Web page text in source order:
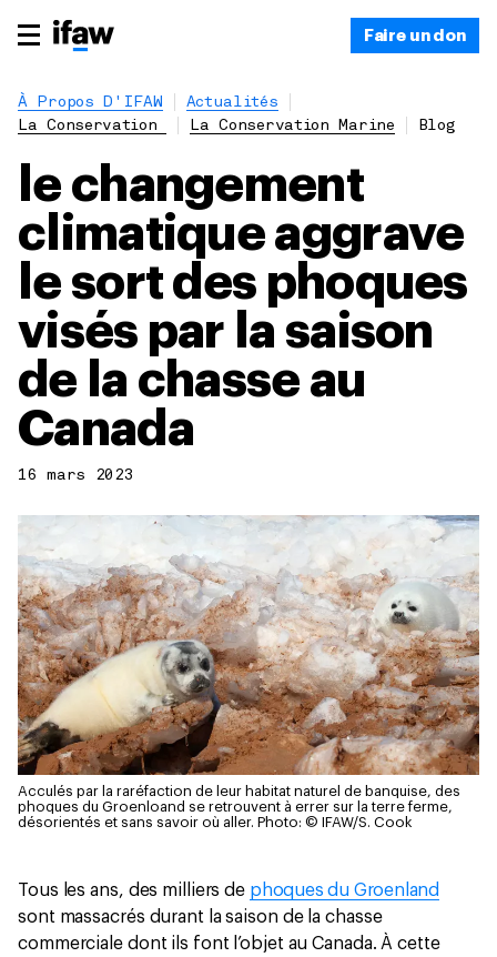
Faire un don
À Propos D'IFAW
Actualités
La Conservation
La Conservation Marine Blog
le changement
climatique aggrave
le sort des phoques
visés par la saison
de la chasse au
Canada
16 mars 2023
Acculés par la raréfaction de leur habitat naturel de banquise, des
phoques du Groenloand se retrouvent à errer sur la terre ferme,
désorientés et sans savoir où aller. Photo: © IFAW/S. Cook
Tous les ans, des milliers de phoques du Groenland
sont massacrés durant la saison de la chasse
commerciale dont ils font l’objet au Canada. À cette